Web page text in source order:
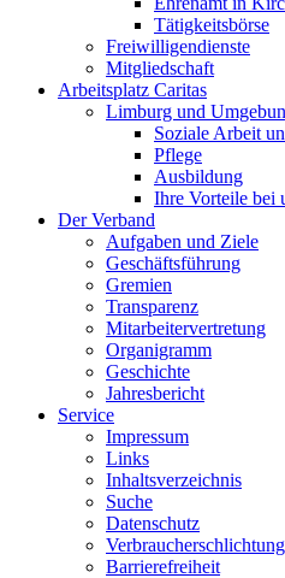
Tätigkeitsbörse
Freiwilligendienste
Mitgliedschaft
Arbeitsplatz Caritas
Limburg und
Soziale Arbeit
Pflege
Ausbildung
Ihre Vorteile bei
Der Verband
Aufgaben und Ziele
Geschäftsführung
Gremien
Transparenz
Mitarbeitervertretung
Organigramm
Geschichte
Jahresbericht
Service
Impressum
Links
Inhaltsverzeichnis
Suche
Datenschutz
Barrierefreiheit